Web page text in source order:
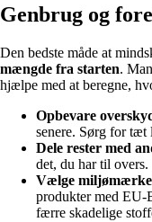
Genbrug og
Den bedste måde at
mængde fra starten.
hjælpe med at beregne,
Opbevare
senere. Sørg for tæt
Dele rester med
det, du har til overs.
Vælge
produkter med EU-
færre skadelige